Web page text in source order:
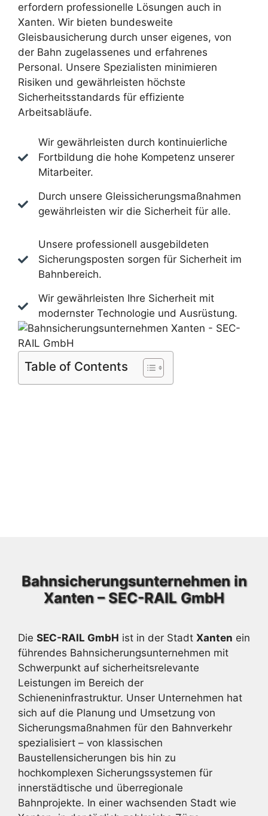
erfordern professionelle Lösungen auch in
Xanten. Wir bieten bundesweite
Gleisbausicherung durch unser eigenes, von
der Bahn zugelassenes und erfahrenes
Personal. Unsere Spezialisten minimieren
Risiken und gewährleisten höchste
Sicherheitsstandards für effiziente
Arbeitsabläufe.
Wir gewährleisten durch kontinuierliche
Fortbildung die hohe Kompetenz unserer
Mitarbeiter.
Durch unsere Gleissicherungsmaßnahmen
gewährleisten wir die Sicherheit für alle.
Unsere professionell ausgebildeten
Sicherungsposten sorgen für Sicherheit im
Bahnbereich.
Wir gewährleisten Ihre Sicherheit mit
modernster Technologie und Ausrüstung.
Table of Contents
Bahnsicherungsunternehmen in
Xanten – SEC-RAIL GmbH
Die SEC-RAIL GmbH ist in der Stadt Xanten ein
führendes Bahnsicherungsunternehmen mit
Schwerpunkt auf sicherheitsrelevante
Leistungen im Bereich der
Schieneninfrastruktur. Unser Unternehmen hat
sich auf die Planung und Umsetzung von
Sicherungsmaßnahmen für den Bahnverkehr
spezialisiert – von klassischen
Baustellensicherungen bis hin zu
hochkomplexen Sicherungssystemen für
innerstädtische und überregionale
Bahnprojekte. In einer wachsenden Stadt wie